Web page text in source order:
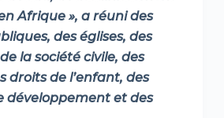
Afrique », a réuni des
des églises, des
la société civile, des
droits de l’enfant, des
développement et des